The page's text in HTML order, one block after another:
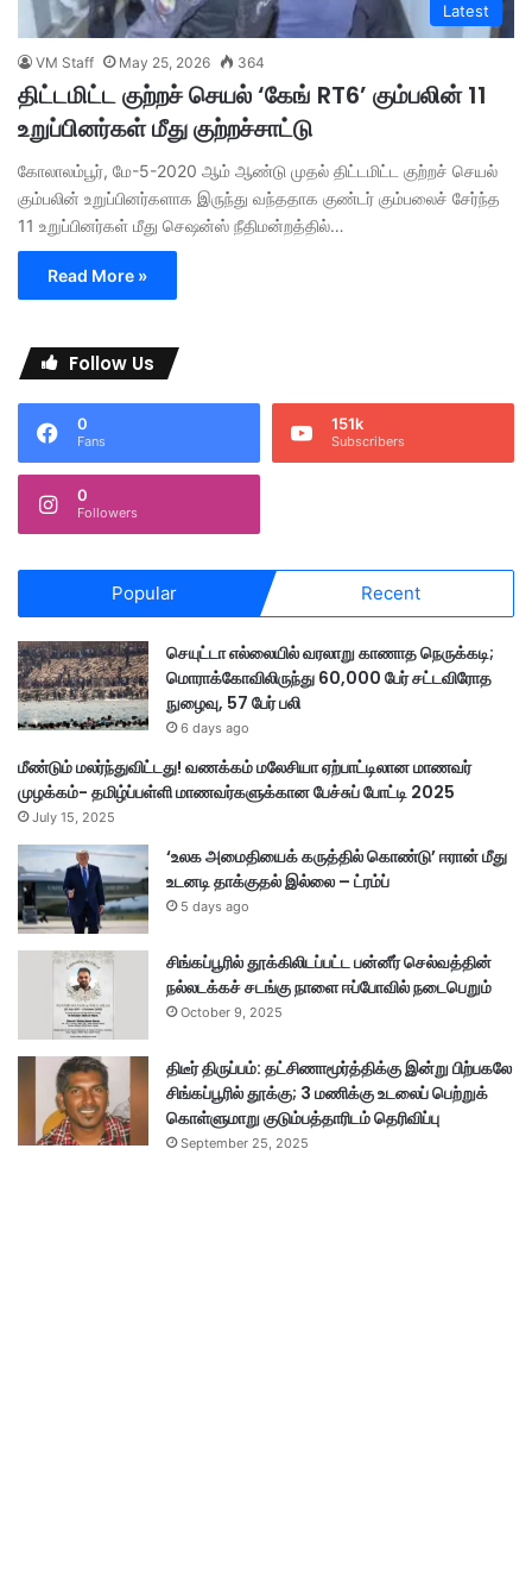
Latest
VM Staff May 25, 2026 364
திட்டமிட்ட குற்றச் செயல் ‘கேங் RT6’ கும்பலின் 11
உறுப்பினர்கள் மீது குற்றச்சாட்டு
கோலாலம்பூர், மே-5-2020 ஆம் ஆண்டு முதல் திட்டமிட்ட குற்றச் செயல்
கும்பலின் உறுப்பினர்களாக இருந்து வந்ததாக குண்டர் கும்பலைச் சேர்ந்த
11 உறுப்பினர்கள் மீது செஷன்ஸ் நீதிமன்றத்தில்…
Read More »
Follow Us
0
Fans
151k
Subscribers
0
Followers
Popular Recent
செயுட்டா எல்லையில் வரலாறு காணாத நெருக்கடி;
மொராக்கோவிலிருந்து 60,000 பேர் சட்டவிரோத
நுழைவு, 57 பேர் பலி
6 days ago
மீண்டும் மலர்ந்துவிட்டது! வணக்கம் மலேசியா ஏற்பாட்டிலான மாணவர்
முழக்கம்- தமிழ்ப்பள்ளி மாணவர்களுக்கான பேச்சுப் போட்டி 2025
July 15, 2025
‘உலக அமைதியைக் கருத்தில் கொண்டு’ ஈரான் மீது
உடனடி தாக்குதல் இல்லை – ட்ரம்ப்
5 days ago
சிங்கப்பூரில் தூக்கிலிடப்பட்ட பன்னீர் செல்வத்தின்
நல்லடக்கச் சடங்கு நாளை ஈப்போவில் நடைபெறும்
October 9, 2025
திடீர் திருப்பம்: தட்சிணாமூர்த்திக்கு இன்று பிற்பகலே
சிங்கப்பூரில் தூக்கு; 3 மணிக்கு உடலைப் பெற்றுக்
கொள்ளுமாறு குடும்பத்தாரிடம் தெரிவிப்பு
September 25, 2025